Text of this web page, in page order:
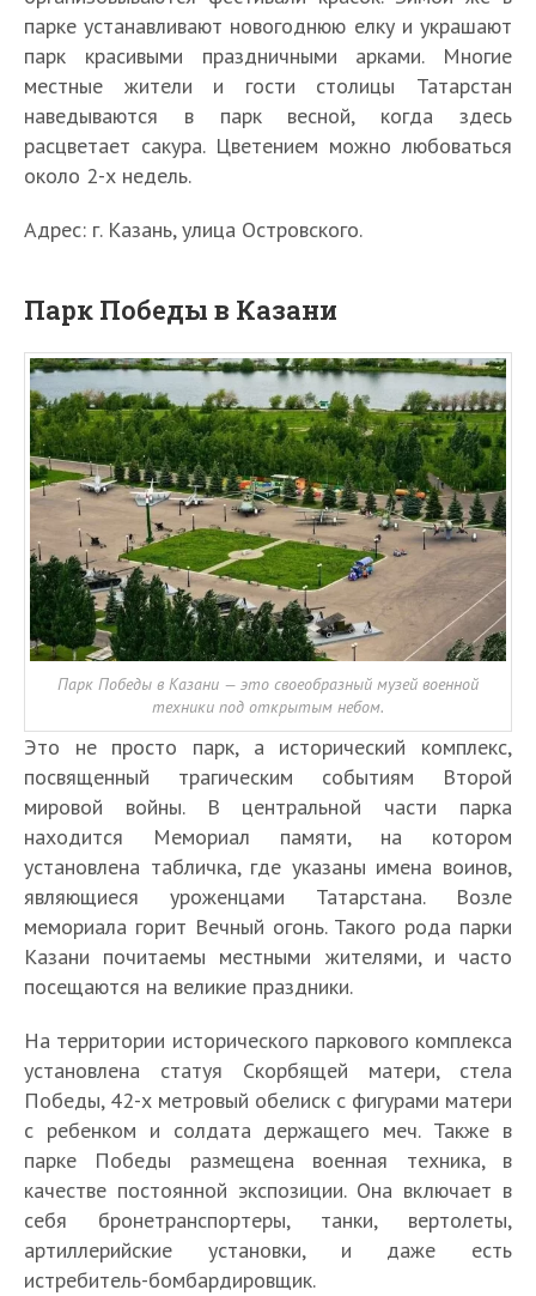
парке устанавливают новогоднюю елку и украшают
парк красивыми праздничными арками. Многие
местные жители и гости столицы Татарстан
наведываются в парк весной, когда здесь
расцветает сакура. Цветением можно любоваться
около 2-х недель.
Адрес: г. Казань, улица Островского.
Парк Победы в Казани
Парк Победы в Казани — это своеобразный музей военной
техники под открытым небом.
Это не просто парк, а исторический комплекс,
посвященный трагическим событиям Второй
мировой войны. В центральной части парка
находится Мемориал памяти, на котором
установлена табличка, где указаны имена воинов,
являющиеся уроженцами Татарстана. Возле
мемориала горит Вечный огонь. Такого рода парки
Казани почитаемы местными жителями, и часто
посещаются на великие праздники.
На территории исторического паркового комплекса
установлена статуя Скорбящей матери, стела
Победы, 42-х метровый обелиск с фигурами матери
с ребенком и солдата держащего меч. Также в
парке Победы размещена военная техника, в
качестве постоянной экспозиции. Она включает в
себя бронетранспортеры, танки, вертолеты,
артиллерийские установки, и даже есть
истребитель-бомбардировщик.